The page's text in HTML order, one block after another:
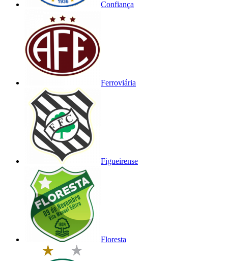
Confiança
Ferroviária
Figueirense
Floresta